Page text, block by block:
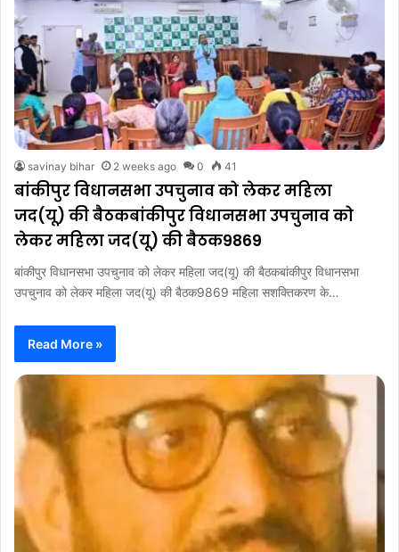
savinay bihar 2 weeks ago 0 41
बांकीपुर विधानसभा उपचुनाव को लेकर महिला
जद(यू) की बैठकबांकीपुर विधानसभा उपचुनाव को
लेकर महिला जद(यू) की बैठक9869
बांकीपुर विधानसभा उपचुनाव को लेकर महिला जद(यू) की बैठकबांकीपुर विधानसभा
उपचुनाव को लेकर महिला जद(यू) की बैठक9869 महिला सशक्तिकरण के…
Read More »